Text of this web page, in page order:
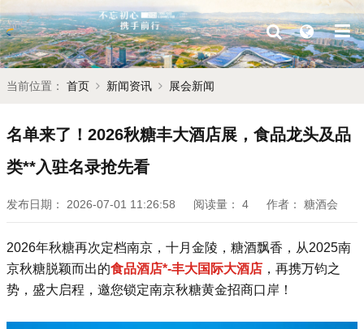
当前位置： 首页 新闻资讯 展会新闻
名单来了！2026秋糖丰大酒店展，食品龙头及品
类**入驻名录抢先看
发布日期： 2026-07-01 11:26:58 阅读量： 4 作者： 糖酒会
2026年秋糖再次定档南京，十月金陵，糖酒飘香，从2025南
京秋糖脱颖而出的食品酒店*-丰大国际大酒店 ，再携万钧之
势，盛大启程，邀您锁定南京秋糖黄金招商口岸！